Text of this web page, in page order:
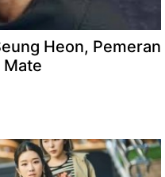
Heon, Pemeran
Mate